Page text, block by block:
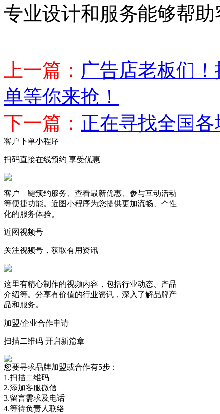
专业设计和服务能够帮
上一篇： 广告店老板们
单等你来抢！
下一篇： 正在寻找全国
客户下单小程序
扫码直接在线预约 享受优惠
客户一键预约服务、查看最新优惠、参与互动活动
等便捷功能。近图小程序为您提供更加流畅、个性
化的服务体验。
近图视频号
关注视频号，获取有用资讯
这里有精心制作的视频内容，包括行业动态、产品
介绍等。分享有价值的行业资讯，深入了解品牌产
品和服务。
加盟/企业合作申请
扫描二维码 开启新篇章
您要寻求品牌加盟或合作有5步：
1.扫描二维码
2.添加客服微信
3.留言需求及电话
4.等待负责人联络